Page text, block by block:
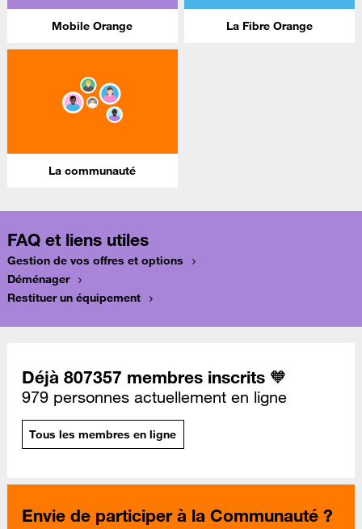
Mobile Orange La Fibre Orange
La communauté
FAQ et liens utiles
Gestion de vos offres et options
Déménager
Restituer un équipement
Déjà 807357 membres inscrits 🧡
979 personnes actuellement en ligne
Tous les membres en ligne
Envie de participer à la Communauté ?